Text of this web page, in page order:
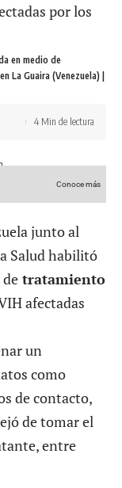
en medio de
La Guaira (Venezuela) |
4 Min de lectura
Conoce más
junto al
Salud habilitó
tratamiento
afectadas
un
como
de contacto,
de tomar el
entre